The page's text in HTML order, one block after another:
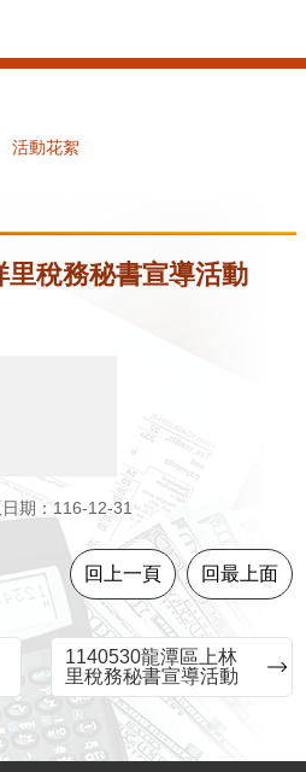
活動花絮
里稅務秘書宣導活動
期：116-12-31
回上一頁 回最上面
1140530龍潭區上林
里稅務秘書宣導活動